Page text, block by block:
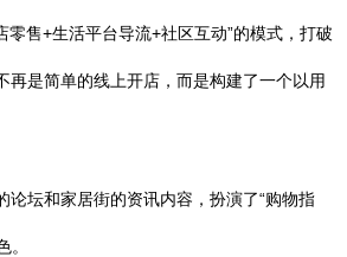
零售+生活平台导流+社区互动”的模式，打破
再是简单的线上开店，而是构建了一个以用
论坛和家居街的资讯内容，扮演了“购物指
。